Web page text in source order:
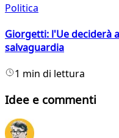
Politica
Giorgetti: l'Ue deciderà
salvaguardia
1 min di lettura
Idee e commenti